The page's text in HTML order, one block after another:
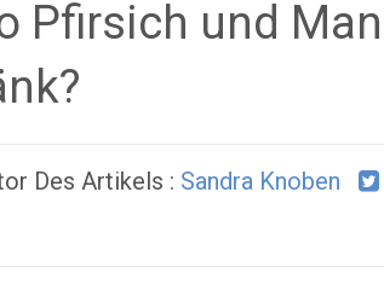
Pfirsich und
Des Artikels : Sandra Knoben